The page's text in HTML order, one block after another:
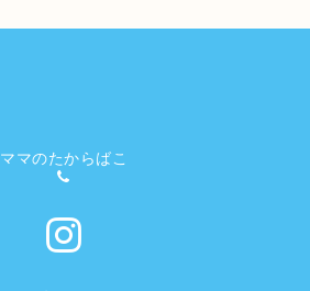
ママのたからばこ